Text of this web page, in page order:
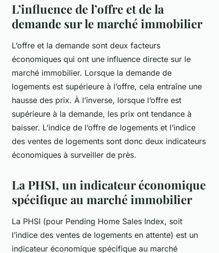
L’influence de l’offre et de la
demande sur le marché immobilier
L’offre et la demande sont deux facteurs
économiques qui ont une influence directe sur le
marché immobilier. Lorsque la demande de
logements est supérieure à l’offre, cela entraîne une
hausse des prix. À l’inverse, lorsque l’offre est
supérieure à la demande, les prix ont tendance à
baisser. L’indice de l’offre de logements et l’indice
des ventes de logements sont donc deux indicateurs
économiques à surveiller de près.
La PHSI, un indicateur économique
spécifique au marché immobilier
La PHSI (pour Pending Home Sales Index, soit
l’indice des ventes de logements en attente) est un
indicateur économique spécifique au marché